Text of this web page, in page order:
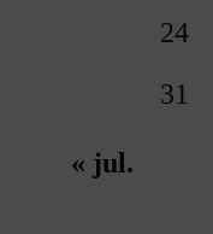
24
31
« jul.